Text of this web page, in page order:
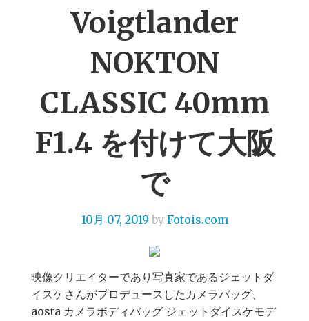
Voigtlander
NOKTON
CLASSIC 40mm
F1.4 を付けて大阪
で
10月 07, 2019 by Fotois.com
映像クリエイターであり写真家であるジェットダ
イスケさんがプロデュースしたカメラバッグ、
aosta カメラボディバッグ ジェットダイスケモデ